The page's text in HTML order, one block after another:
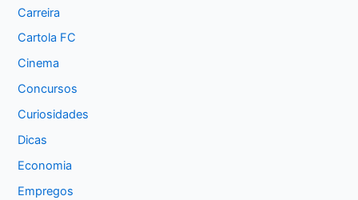
Carreira
Cartola FC
Cinema
Concursos
Curiosidades
Dicas
Economia
Empregos